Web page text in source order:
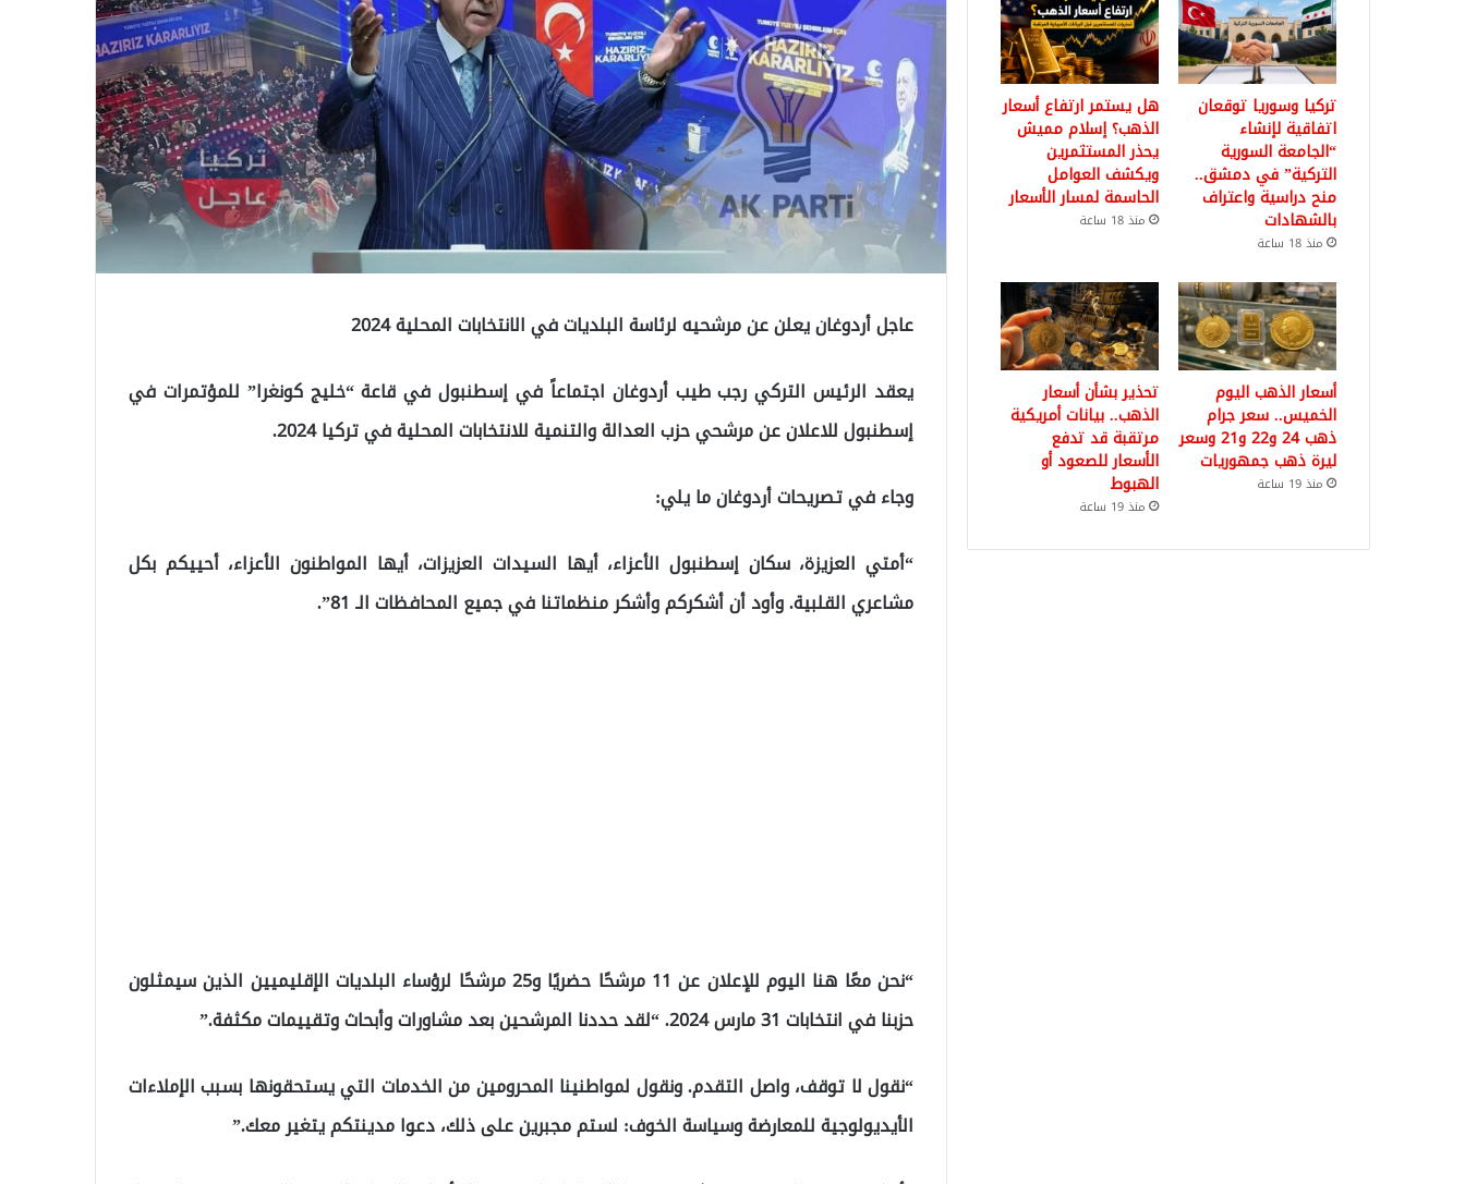
عاجل أردوغان يعلن عن مرشحيه لرئاسة البلديات في الانتخابات المحلية 2024
يعقد الرئيس التركي رجب طيب أردوغان اجتماعاً في إسطنبول في قاعة “خليج كونغرا” للمؤتمرات في
إسطنبول للاعلان عن مرشحي حزب العدالة والتنمية للانتخابات المحلية في تركيا 2024.
وجاء في تصريحات أردوغان ما يلي:
“أمتي العزيزة، سكان إسطنبول الأعزاء، أيها السيدات العزيزات، أيها المواطنون الأعزاء، أحييكم بكل
مشاعري القلبية. وأود أن أشكركم وأشكر منظماتنا في جميع المحافظات الـ 81”.
“نحن معًا هنا اليوم للإعلان عن 11 مرشحًا حضريًا و25 مرشحًا لرؤساء البلديات الإقليميين الذين سيمثلون
حزبنا في انتخابات 31 مارس 2024. “لقد حددنا المرشحين بعد مشاورات وأبحاث وتقييمات مكثفة.”
“نقول لا توقف، واصل التقدم. ونقول لمواطنينا المحرومين من الخدمات التي يستحقونها بسبب الإملاءات
الأيديولوجية للمعارضة وسياسة الخوف: لستم مجبرين على ذلك، دعوا مدينتكم يتغير معك.”
تركيا وسوريا توقعان
اتفاقية لإنشاء
“الجامعة السورية
التركية” في دمشق..
منح دراسية واعتراف
بالشهادات
منذ 18 ساعة
هل يستمر ارتفاع أسعار
الذهب؟ إسلام مميش
يحذر المستثمرين
ويكشف العوامل
الحاسمة لمسار الأسعار
منذ 18 ساعة
أسعار الذهب اليوم
الخميس.. سعر جرام
ذهب 24 و22 و21 وسعر
ليرة ذهب جمهوريات
منذ 19 ساعة
تحذير بشأن أسعار
الذهب.. بيانات أمريكية
مرتقبة قد تدفع
الأسعار للصعود أو
الهبوط
منذ 19 ساعة